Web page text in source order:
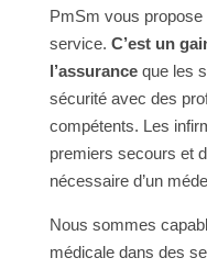
PmSm vous propose
service. C’est un
l’assuranceque les
sécurité avec des
compétents. Les
premiers secours et
nécessaire d’un
Nous sommes
médicale dans des